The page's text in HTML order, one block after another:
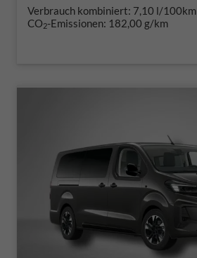
Verbrauch kombiniert: 7,10 l/100km
CO2-Emissionen: 182,00 g/km